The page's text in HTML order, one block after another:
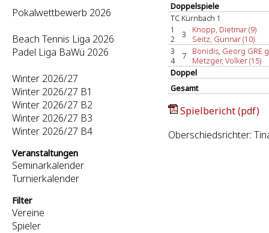
Pokalwettbewerb 2026
Beach Tennis Liga 2026
Padel Liga BaWü 2026
Winter 2026/27
Winter 2026/27 B1
Winter 2026/27 B2
Winter 2026/27 B3
Winter 2026/27 B4
Veranstaltungen
Seminarkalender
Turnierkalender
Filter
Vereine
Spieler
Doppelspiele
TC Kürnbach 1
1
2
3
Knopp, Dietmar (9)
Seitz, Gunnar (10)
3
4
7
Bonidis, Georg GRE
Metzger, Volker (15)
Doppel
Gesamt
Spielbericht (pdf)
Oberschiedsrichter: